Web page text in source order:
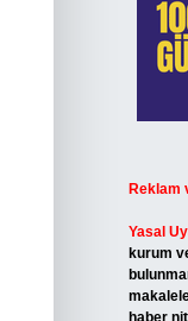
Reklam
Yasal
kurum
haber